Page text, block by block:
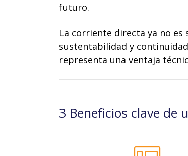
futuro.
La corriente directa ya no
sustentabilidad y
representa una ventaja
3 Beneficios clave de